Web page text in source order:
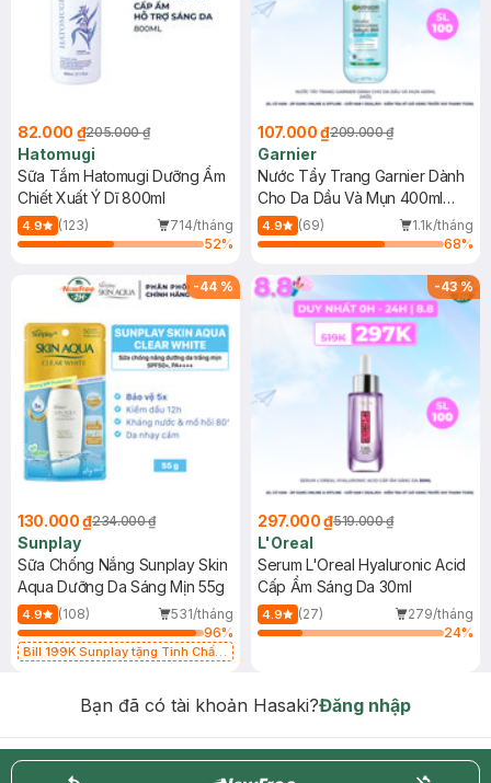
82.000 ₫205.000 ₫
Hatomugi
Sữa Tắm Hatomugi Dưỡng Ẩm
Chiết Xuất Ý Dĩ 800ml
4.9 (123)
714/tháng
52%
107.000 ₫209.000 ₫
Garnier
Nước Tẩy Trang Garnier Dành
Cho Da Dầu Và Mụn 400ml
(Mới)
4.9 (69)
1.1k/tháng
68%
-44 %
130.000 ₫234.000 ₫
Sunplay
Sữa Chống Nắng Sunplay Skin
Aqua Dưỡng Da Sáng Mịn 55g
4.9 (108)
531/tháng
96%
Bill 199K Sunplay tặng Tinh Chất
-43%
297.000 ₫519.000 ₫
L'Oreal
Serum L'Oreal Hyaluronic Acid
Cấp Ẩm Sáng Da 30ml
4.9 (27)
279/tháng
24%
Bạn đã có tài khoản Hasaki?Đăng nhập